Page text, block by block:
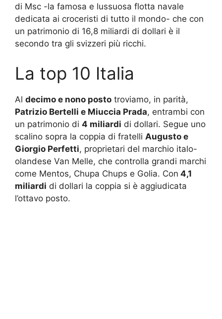
di Msc -la famosa e lussuosa flotta navale
dedicata ai croceristi di tutto il mondo- che con
un patrimonio di 16,8 miliardi di dollari è il
secondo tra gli svizzeri più ricchi.
La top 10 Italia
Al decimo e nono posto troviamo, in parità,
Patrizio Bertelli e Miuccia Prada, entrambi con
un patrimonio di 4 miliardi di dollari. Segue uno
scalino sopra la coppia di fratelli Augusto e
Giorgio Perfetti, proprietari del marchio italo-
olandese Van Melle, che controlla grandi marchi
come Mentos, Chupa Chups e Golia. Con 4,1
miliardi di dollari la coppia si è aggiudicata
l’ottavo posto.